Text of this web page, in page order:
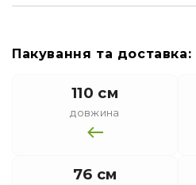
Пакування та доставка:
110 см
довжина
76 см